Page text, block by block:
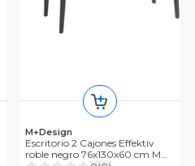
M+Design
Escritorio 2 Cajones Effektiv
roble negro 76x130x60 cm M